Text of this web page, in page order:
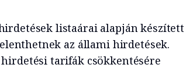
listaárai alapján készített
az állami hirdetések.
tarifák csökkentésére